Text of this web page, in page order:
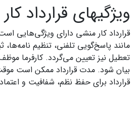
ویژگیهای قرارداد
قرارداد کار منشی دارای ویژگی‌هایی
مانند پاسخ‌گویی تلفنی، تنظیم
تعطیل نیز تعیین می‌گردد. کارفرما
بیان شود. مدت قرارداد ممکن است
قرارداد برای حفظ نظم، شفافیت و